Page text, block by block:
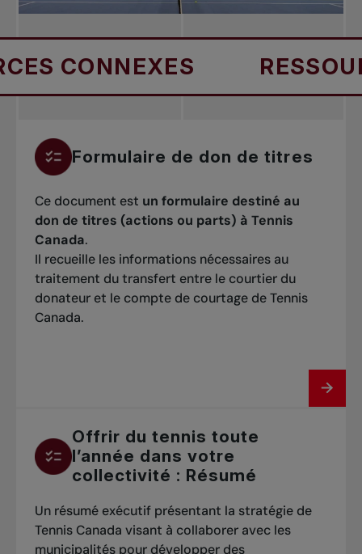
CONNEXES
Formulaire de don de titres
Ce document est un formulaire destiné au
don de titres (actions ou parts) à Tennis
Canada.
Il recueille les informations nécessaires au
traitement du transfert entre le courtier du
donateur et le compte de courtage de Tennis
Canada.
Offrir du tennis toute
l’année dans votre
collectivité : Résumé
Un résumé exécutif présentant la stratégie de
Tennis Canada visant à collaborer avec les
municipalités pour développer des